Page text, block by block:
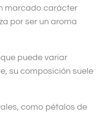
marcado carácter
por ser un aroma
puede variar
su composición suele
como pétalos de